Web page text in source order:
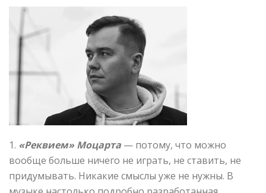
1. «Реквием» Моцарта — потому, что можно
вообще больше ничего не играть, не ставить, не
придумывать. Никакие смыслы уже не нужны. В